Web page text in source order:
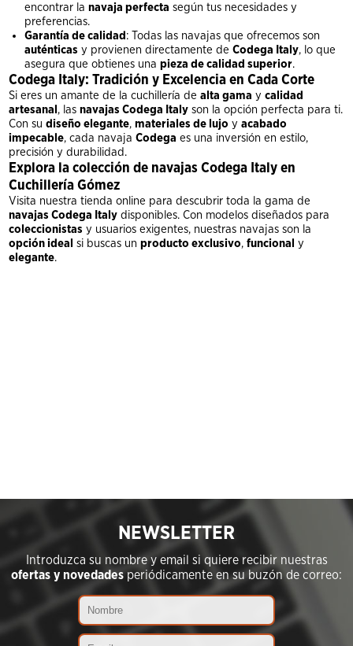
encontrar lanavaja perfecta según tus necesidades y
preferencias.
Garantía de calidad : Todas las navajas que ofrecemos son
auténticas y provienen directamente deCodega Italy, lo que
asegura que obtienes unapieza de calidad superior.
Codega Italy: Tradición y Excelencia en Cada Corte
Si eres un amante de la cuchillería dealta gama ycalidad
artesanal , lasnavajas Codega Italy son la opción perfecta para ti.
Con sudiseño elegante,materiales de lujo yacabado
impecable, cada navajaCodega es una inversión en estilo,
precisión y durabilidad.
Explora la colección de navajas Codega Italy en
Cuchillería Gómez
Visita nuestra tienda online para descubrir toda la gama de
navajas Codega Italy disponibles. Con modelos diseñados para
coleccionistas y usuarios exigentes, nuestras navajas son la
opción ideal si buscas unproducto exclusivo,funcional y
elegante.
NEWSLETTER
Introduzca su nombre y email si quiere recibir nuestras
ofertas y novedadesperiódicamente en su buzón de correo: